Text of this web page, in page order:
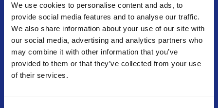
We use cookies to personalise content and ads, to
provide social media features and to analyse our traffic.
We also share information about your use of our site with
our social media, advertising and analytics partners who
may combine it with other information that you’ve
provided to them or that they’ve collected from your use
of their services.
ResInvest Energy
Chorzów S.A.
M. Skłodowskiej-Curie 30